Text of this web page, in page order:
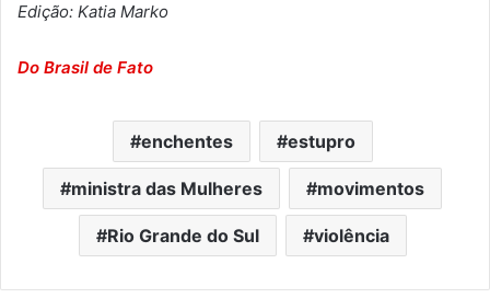
Edição: Katia Marko
Do Brasil de Fato
enchentes estupro
ministra das Mulheres movimentos
Rio Grande do Sul violência